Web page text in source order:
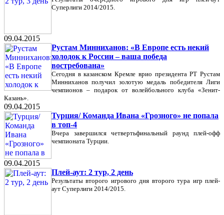
Суперлиги 2014/2015.
09.04.2015
Рустам Минниханов: «В Европе есть некий
холодок к России – ваша победа
востребована»
Сегодня в казанском Кремле врио президента РТ Рустам
Минниханов получил золотую медаль победителя Лиги
чемпионов – подарок от волейбольного клуба «Зенит-
Казань».
09.04.2015
Турция/ Команда Ивана «Грозного» не попала
в топ-4
Вчера завершился четвертьфинальный раунд плей-офф
чемпионата Турции.
09.04.2015
Плей-аут: 2 тур, 2 день
Результаты второго игрового дня второго тура игр плей-
аут Суперлиги 2014/2015.